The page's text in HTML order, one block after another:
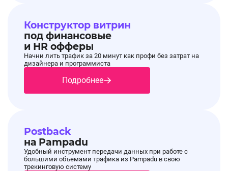
Конструктор витрин
под финансовые
и HR офферы
Начни лить трафик за 20 минут как профи без затрат на
дизайнера и программиста
Подробнее
Postback
на Pampadu
Удобный инструмент передачи данных при работе с
большими объемами трафика из Pampadu в свою
трекинговую систему